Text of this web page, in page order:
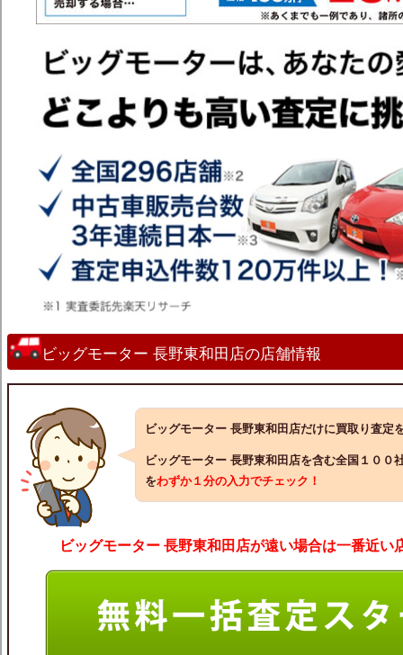
ビッグモーター 長野東和田店の店舗情報
ビッグモーター 長野東和田店だけに買取り査定
ビッグモーター 長野東和田店を含む全国１００
をわずか１分の入力でチェック！
ビッグモーター 長野東和田店が遠い場合は一番近い